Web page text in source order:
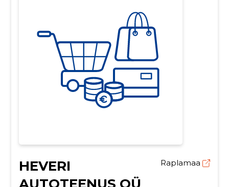
HEVERI
Raplamaa